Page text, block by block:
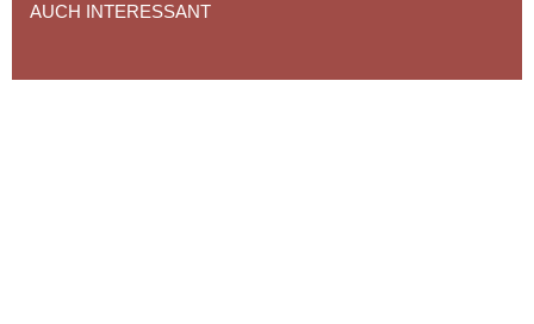
AUCH INTERESSANT